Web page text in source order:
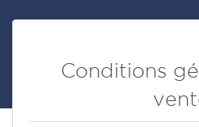
Conditions